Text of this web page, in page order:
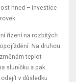
hned – investice
řízení na rozbitých
Na druhou
teplot
sluníčku a pak
v důsledku